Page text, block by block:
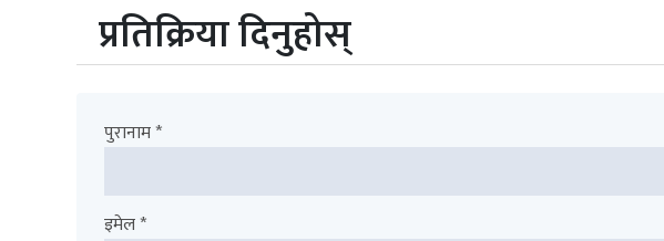
प्रतिक्रिया दिनुहोस्
पुरानाम *
इमेल *